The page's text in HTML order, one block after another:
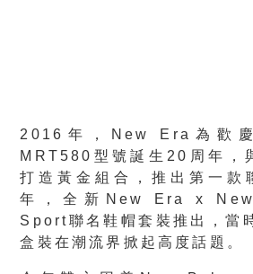
2016年，New Era為歡
MRT580型號誕生20周年
打造黃金組合，推出第一款
年，全新New Era x
Sport聯名鞋帽套裝推出，當
盒裝在潮流界掀起高度話題。